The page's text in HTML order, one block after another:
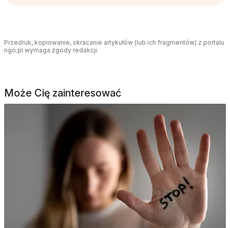
Przedruk, kopiowanie, skracanie artykułów (lub ich fragmentów) z portalu
ngo.pl wymaga zgody redakcji.
Może Cię zainteresować